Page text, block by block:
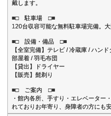
戴します。
■□ 駐車場 □■
120台収容可能な無料駐車場完備。
■□ 設備・備品 □■
【全室完備】テレビ / 冷蔵庫 / ハン
部屋着 / 羽毛布団
【貸出】ドライヤー
【販売】髭剃り
■□ ご案内 □■
・館内各所、手すり・エレベーター
れておりお年寄り、身障者の方にも